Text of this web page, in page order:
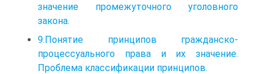
значение промежуточного уголовного
закона.
9.Понятие принципов гражданско-
процессуального права и их значение.
Проблема классификации принципов.